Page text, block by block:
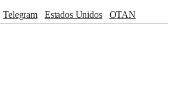
Telegram Estados Unidos
OTAN